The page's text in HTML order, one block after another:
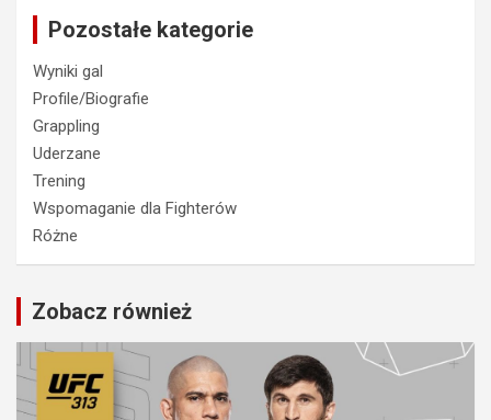
Pozostałe kategorie
Wyniki gal
Profile/Biografie
Grappling
Uderzane
Trening
Wspomaganie dla Fighterów
Różne
Zobacz również